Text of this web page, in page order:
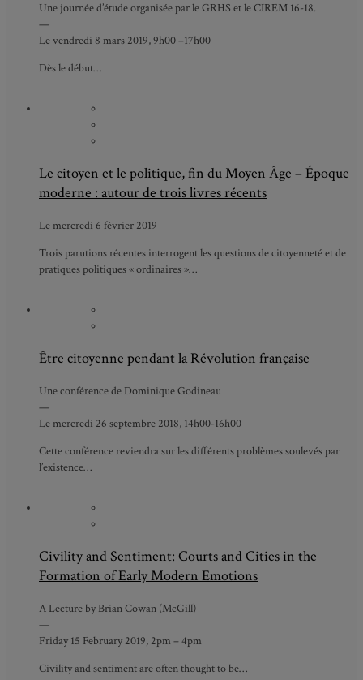
Une journée d’étude organisée par le GRHS et le CIREM 16-18.
—
Le vendredi 8 mars 2019, 9h00 –17h00
Dès le début…
Le citoyen et le politique, fin du Moyen Âge – Époque
moderne : autour de trois livres récents
Le mercredi 6 février 2019
Trois parutions récentes interrogent les questions de citoyenneté et de
pratiques politiques « ordinaires »…
Être citoyenne pendant la Révolution française
Une conférence de Dominique Godineau
—
Le mercredi 26 septembre 2018, 14h00-16h00
Cette conférence reviendra sur les différents problèmes soulevés par
l’existence…
Civility and Sentiment: Courts and Cities in the
Formation of Early Modern Emotions
A Lecture by Brian Cowan (McGill)
—
Friday 15 February 2019, 2pm – 4pm
Civility and sentiment are often thought to be…